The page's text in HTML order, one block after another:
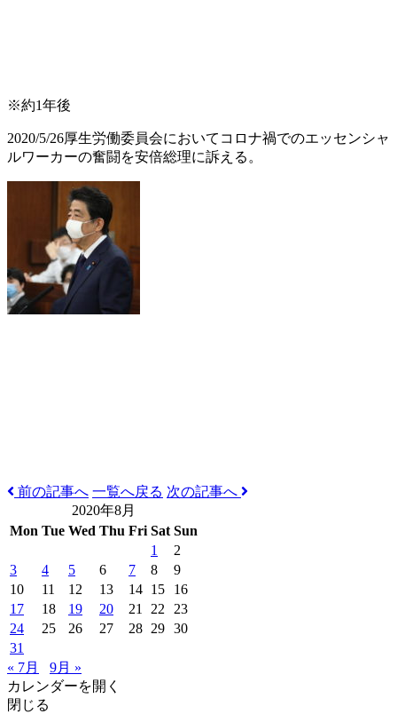
※約1年後
2020/5/26厚生労働委員会においてコロナ禍でのエッセンシャ
ルワーカーの奮闘を安倍総理に訴える。
前の記事へ 一覧へ戻る 次の記事へ
2020年8月
Mon Tue Wed Thu Fri Sat Sun
1
2
3
4 5 6 7 8
9
10
11 12 13 14 15
16
17
18 19 20 21 22
23
24
25 26 27 28 29 30
31
« 7月
9月 »
カレンダーを開く
閉じる